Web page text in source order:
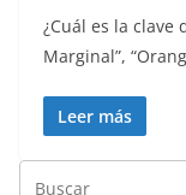
¿Cuál es la clave
Marginal”,
Leer más